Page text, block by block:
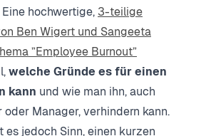
hochwertige, 3-teilige
Ben Wigert und Sangeeta
”Employee Burnout”
welche Gründe es für einen
kann und wie man ihn, auch
Manager, verhindern kann.
es jedoch Sinn, einen kurzen